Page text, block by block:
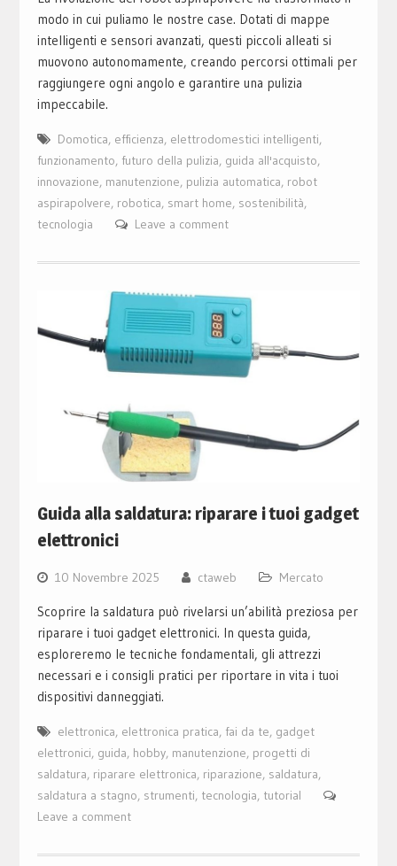
modo in cui puliamo le nostre case. Dotati di mappe
intelligenti e sensori avanzati, questi piccoli alleati si
muovono autonomamente, creando percorsi ottimali per
raggiungere ogni angolo e garantire una pulizia
impeccabile.
Domotica, efficienza, elettrodomestici intelligenti,
funzionamento, futuro della pulizia, guida all'acquisto,
innovazione, manutenzione, pulizia automatica, robot
aspirapolvere, robotica, smart home, sostenibilità,
tecnologia
Leave a comment
Guida alla saldatura: riparare i tuoi gadget
elettronici
10 Novembre 2025 ctaweb Mercato
Scoprire la saldatura può rivelarsi un’abilità preziosa per
riparare i tuoi gadget elettronici. In questa guida,
esploreremo le tecniche fondamentali, gli attrezzi
necessari e i consigli pratici per riportare in vita i tuoi
dispositivi danneggiati.
elettronica, elettronica pratica, fai da te, gadget
elettronici, guida, hobby, manutenzione, progetti di
saldatura, riparare elettronica, riparazione, saldatura,
saldatura a stagno, strumenti, tecnologia, tutorial
Leave a comment